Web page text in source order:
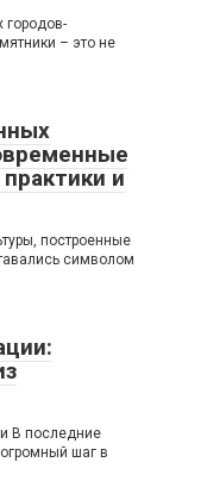
городов-
– это не
и
построенные
символом
В последние
шаг в